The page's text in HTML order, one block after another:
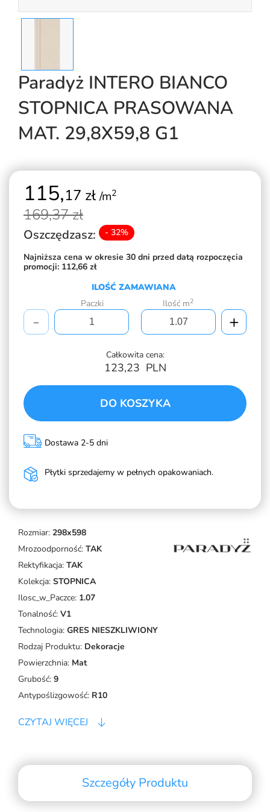
Paradyż INTERO BIANCO
STOPNICA PRASOWANA
MAT. 29,8X59,8 G1
Rozmiar: 298x598
Mrozoodporność: TAK
Rektyfikacja: TAK
Kolekcja: STOPNICA
Ilosc_w_Paczce: 1.07
Tonalność: V1
Technologia: GRES NIESZKLIWIONY
Rodzaj Produktu: Dekoracje
Powierzchnia: Mat
Grubość: 9
Antypoślizgowość: R10
CZYTAJ WIĘCEJ
115,17 zł/m2
169,37 zł
Oszczędzasz: - 32%
Najniższa cena w okresie 30 dni przed datą rozpoczęcia
promocji: 112,66 zł
ILOŚĆ ZAMAWIANA
Paczki
Ilość m2
- +
Całkowita cena:
123,23 PLN
DO KOSZYKA
Dostawa 2-5 dni
Płytki sprzedajemy w pełnych opakowaniach.
Szczegóły Produktu